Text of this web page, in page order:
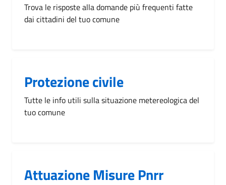
Trova le risposte alla domande più frequenti fatte
dai cittadini del tuo comune
Protezione civile
Tutte le info utili sulla situazione metereologica del
tuo comune
Attuazione Misure Pnrr